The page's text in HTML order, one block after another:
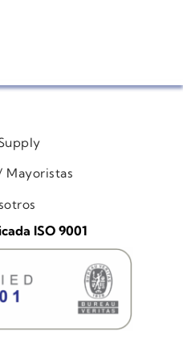
Mayoristas
ISO 9001